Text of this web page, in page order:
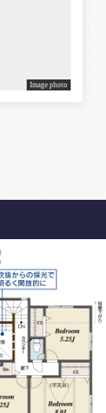
Image photo